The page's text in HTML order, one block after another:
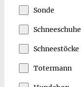
Sonde
Schneeschuhe
Schneestöcke
Totermann